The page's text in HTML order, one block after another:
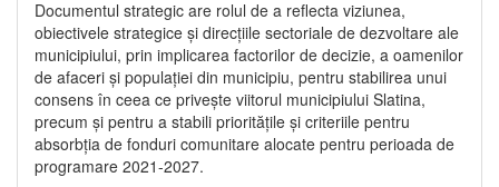
Documentul strategic are rolul de a reflecta viziunea,
obiectivele strategice și direcțiile sectoriale de dezvoltare ale
municipiului, prin implicarea factorilor de decizie, a oamenilor
de afaceri și populației din municipiu, pentru stabilirea unui
consens în ceea ce privește viitorul municipiului Slatina,
precum și pentru a stabili prioritățile și criteriile pentru
absorbția de fonduri comunitare alocate pentru perioada de
programare 2021-2027.